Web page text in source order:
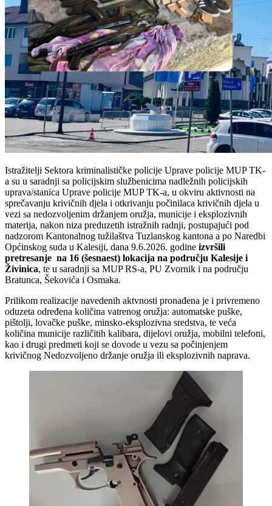
Istražitelji Sektora kriminalističke policije Uprave policije MUP TK-
a su u saradnji sa policijskim službenicima nadležnih policijskih
uprava/stanica Uprave policije MUP TK-a, u okviru aktivnosti na
sprečavanju krivičnih djela i otkrivanju počinilaca krivičnih djela u
vezi sa nedozvoljenim držanjem oružja, municije i eksplozivnih
materija, nakon niza preduzetih istražnih radnji, postupajući pod
nadzorom Kantonalnog tužilaštva Tuzlanskog kantona a po Naredbi
Općinskog suda u Kalesiji, dana 9.6.2026. godine izvršili
pretresanje na 16 (šesnaest) lokacija na području Kalesije i
Živinica, te u saradnji sa MUP RS-a, PU Zvornik i na području
Bratunca, Šekovića i Osmaka.
Prilikom realizacije navedenih aktvnosti pronađena je i privremeno
oduzeta određena količina vatrenog oružja: automatske puške,
pištolji, lovačke puške, minsko-eksplozivna sredstva, te veća
količina municije različitih kalibara, dijelovi oružja, mobilni telefoni,
kao i drugi predmeti koji se dovode u vezu sa počinjenjem
krivičnog Nedozvoljeno držanje oružja ili eksplozivnih naprava.